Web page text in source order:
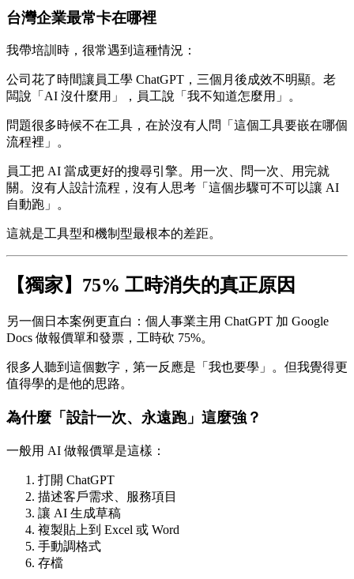
台灣企業最常卡在哪裡
我帶培訓時，很常遇到這種情況：
公司花了時間讓員工學 ChatGPT，三個月後成效不明顯。老
闆說「AI 沒什麼用」，員工說「我不知道怎麼用」。
問題很多時候不在工具，在於沒有人問「這個工具要嵌在哪個
流程裡」。
員工把 AI 當成更好的搜尋引擎。用一次、問一次、用完就
關。沒有人設計流程，沒有人思考「這個步驟可不可以讓 AI
自動跑」。
這就是工具型和機制型最根本的差距。
【獨家】75% 工時消失的真正原因
另一個日本案例更直白：個人事業主用 ChatGPT 加 Google
Docs 做報價單和發票，工時砍 75%。
很多人聽到這個數字，第一反應是「我也要學」。但我覺得更
值得學的是他的思路。
為什麼「設計一次、永遠跑」這麼強？
一般用 AI 做報價單是這樣：
打開 ChatGPT
描述客戶需求、服務項目
讓 AI 生成草稿
複製貼上到 Excel 或 Word
手動調格式
存檔